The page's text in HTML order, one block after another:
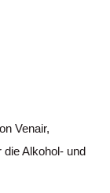
Venair,
Alkohol- und